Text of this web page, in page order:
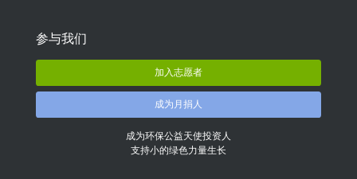
参与我们
加入志愿者
成为月捐人
成为环保公益天使投资人
支持小的绿色力量生长